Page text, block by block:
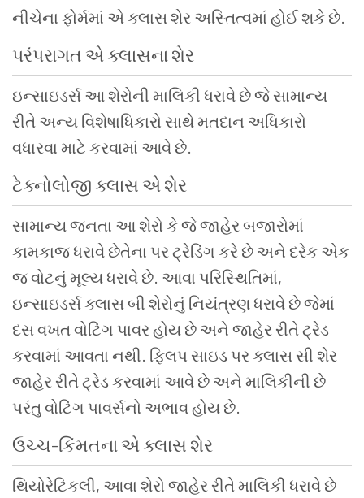
નીચેના ફોર્મમાં એ ક્લાસશેર અસ્તિત્વમાં હોઈશકે છે.
પરંપરાગત એ ક્લાસના શેર
ઇન્સાઇડર્સ આશેરોની માલિકી ધરાવે છેજે સામાન્ય
રીતે અન્ય વિશેષાધિકારો સાથેમતદાન અધિકારો
વધારવા માટે કરવામાં આવે છે.
ટેક્નોલોજી ક્લાસ એ શેર
સામાન્ય જનતા આશેરો કે જે જાહેર બજારોમાં
કામકાજ ધરાવે છેતેના પરટ્રેડિંગ કરે છે અને દરેક એક
જવોટનું મૂલ્ય ધરાવે છે. આવા પરિસ્થિતિમાં,
ઇન્સાઇડર્સક્લાસબી શેરોનું નિયંત્રણ ધરાવે છેજેમાં
દસવખતવોટિંગ પાવરહોય છે અને જાહેર રીતેટ્રેડ
કરવામાં આવતા નથી. ફ્લિપ સાઇડ પરક્લાસ સી શેર
જાહેર રીતેટ્રેડકરવામાં આવે છે અને માલિકીની છે
પરંતુવોટિંગ પાવર્સનો અભાવ હોય છે.
ઉચ્ચ-કિંમતના એ ક્લાસ શેર
થિયોરેટિકલી, આવા શેરો જાહેર રીતે માલિકી ધરાવે છે